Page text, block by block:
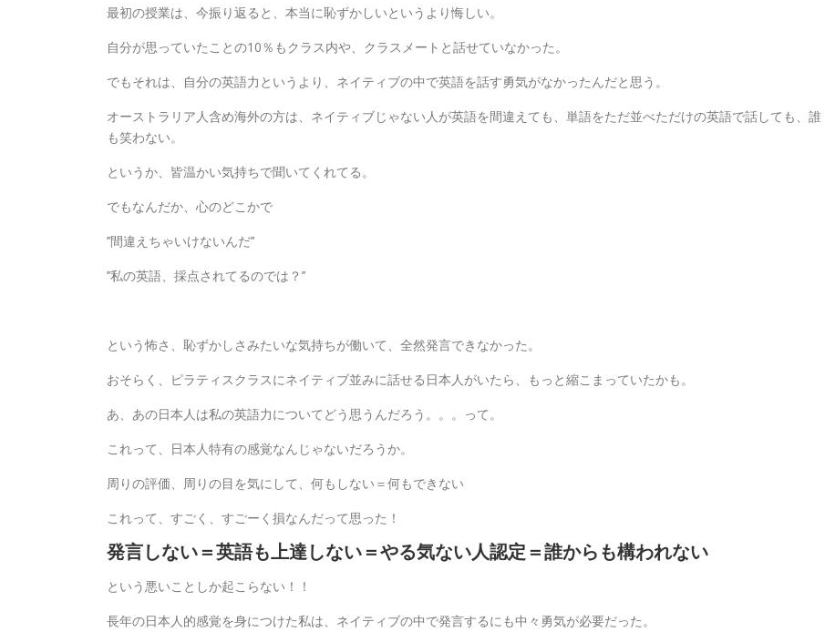
最初の授業は、今振り返ると、本当に恥ずかしいというより悔しい。
自分が思っていたことの10％もクラス内や、クラスメートと話せていなかった。
でもそれは、自分の英語力というより、ネイティブの中で英語を話す勇気がなかったんだと思う。
オーストラリア人含め海外の方は、ネイティブじゃない人が英語を間違えても、単語をただ並べただけの英語で話しても、誰
も笑わない。
というか、皆温かい気持ちで聞いてくれてる。
でもなんだか、心のどこかで
’’間違えちゃいけないんだ’’
’’私の英語、採点されてるのでは？’’
という怖さ、恥ずかしさみたいな気持ちが働いて、全然発言できなかった。
おそらく、ピラティスクラスにネイティブ並みに話せる日本人がいたら、もっと縮こまっていたかも。
あ、あの日本人は私の英語力についてどう思うんだろう。。。って。
これって、日本人特有の感覚なんじゃないだろうか。
周りの評価、周りの目を気にして、何もしない＝何もできない
これって、すごく、すごーく損なんだって思った！
発言しない＝英語も上達しない＝やる気ない人認定＝誰からも構われない
という悪いことしか起こらない！！
長年の日本人的感覚を身につけた私は、ネイティブの中で発言するにも中々勇気が必要だった。